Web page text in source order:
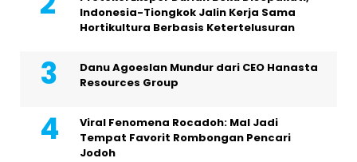
Indonesia-Tiongkok Jalin Kerja Sama
Hortikultura Berbasis Ketertelusuran
Danu Agoeslan Mundur dari CEO Hanasta
Resources Group
Viral Fenomena Rocadoh: Mal Jadi
Tempat Favorit Rombongan Pencari
Jodoh